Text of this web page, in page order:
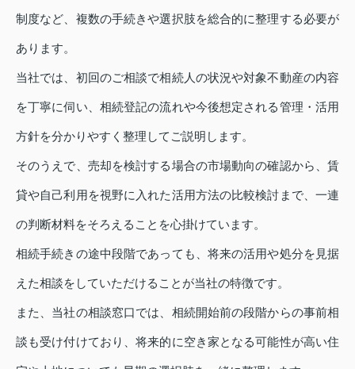
制度など、複数の手続きや選択肢を総合的に整理する必要が
あります。
当社では、初回のご相談で相続人の状況や対象不動産の内容
を丁寧に伺い、相続登記の流れや今後想定される管理・活用
方針を分かりやすく整理してご説明します。
そのうえで、売却を検討する場合の市場動向の確認から、賃
貸や自己利用を視野に入れた活用方法の比較検討まで、一連
の判断材料をそろえることを心掛けています。
相続手続きの途中段階であっても、将来の活用や処分を見据
えた相談をしていただけることが当社の特徴です。
また、当社の相談窓口では、相続開始前の段階からの事前相
談も受け付けており、将来的に空き家となる可能性が高い住